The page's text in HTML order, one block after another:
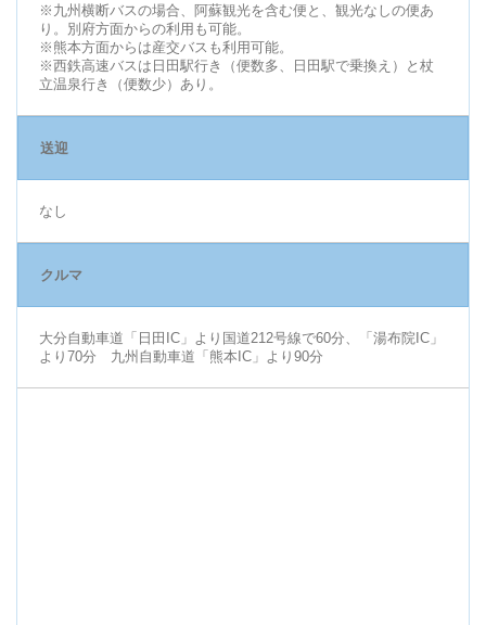
※九州横断バスの場合、阿蘇観光を含む便と、観光なしの便あ
り。別府方面からの利用も可能。
※熊本方面からは産交バスも利用可能。
※西鉄高速バスは日田駅行き（便数多、日田駅で乗換え）と杖
立温泉行き（便数少）あり。
送迎
なし
クルマ
大分自動車道「日田IC」より国道212号線で60分、「湯布院IC」
より70分 九州自動車道「熊本IC」より90分